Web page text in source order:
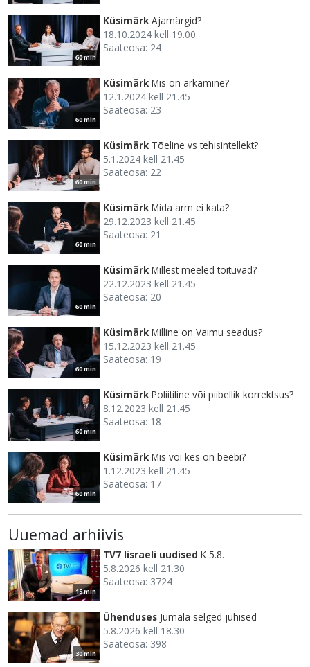
60 min
Küsimärk Ajamärgid?
18.10.2024 kell 19.00
Saateosa: 24
60 min
Küsimärk Mis on ärkamine?
12.1.2024 kell 21.45
Saateosa: 23
60 min
Küsimärk Tõeline vs tehisintellekt?
5.1.2024 kell 21.45
Saateosa: 22
60 min
Küsimärk Mida arm ei kata?
29.12.2023 kell 21.45
Saateosa: 21
60 min
Küsimärk Millest meeled toituvad?
22.12.2023 kell 21.45
Saateosa: 20
60 min
Küsimärk Milline on Vaimu seadus?
15.12.2023 kell 21.45
Saateosa: 19
60 min
Küsimärk Poliitiline või piibellik korrektsus?
8.12.2023 kell 21.45
Saateosa: 18
60 min
Küsimärk Mis või kes on beebi?
1.12.2023 kell 21.45
Saateosa: 17
Uuemad arhiivis
15 min
TV7 Iisraeli uudised K 5.8.
5.8.2026 kell 21.30
Saateosa: 3724
30 min
Ühenduses Jumala selged juhised
5.8.2026 kell 18.30
Saateosa: 398